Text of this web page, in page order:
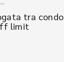
tra
limit